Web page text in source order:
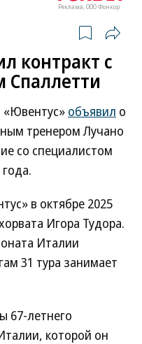
Реклама, ООО Фонкор
контракт с
Спаллетти
«Ювентус» объявил о
тренером Лучано
со специалистом
в октябре 2025
Игора Тудора.
Италии
31 тура занимает
67-летнего
которой он